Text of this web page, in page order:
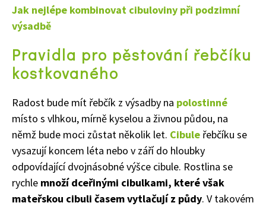
Jak nejlépe kombinovat cibuloviny při podzimní
výsadbě
Pravidla pro pěstování řebčíku
kostkovaného
Radost bude mít řebčík z výsadby na polostinné
místo s vlhkou, mírně kyselou a živnou půdou, na
němž bude moci zůstat několik let. Cibule řebčíku se
vysazují koncem léta nebo v září do hloubky
odpovídající dvojnásobné výšce cibule. Rostlina se
rychle množí dceřinými cibulkami, kterévšak
mateřskou cibuli časem vytlačují z půdy. V takovém